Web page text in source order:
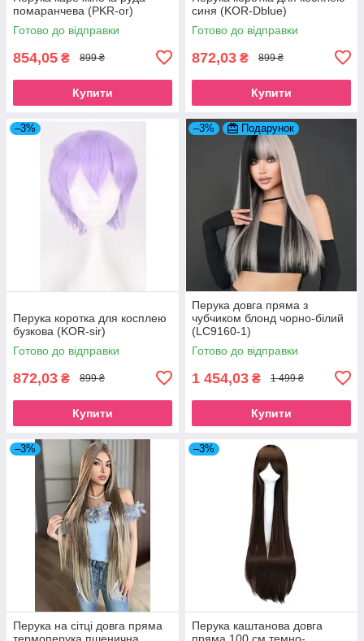
помаранчева (PKR-or)
Готово до відправки
854,05 ₴ 899 ₴
Купити
синя (KOR-Dblue)
Готово до відправки
872,03 ₴ 899 ₴
Купити
–3%
Перука коротка для косплею
бузкова (KOR-sir)
Готово до відправки
872,03 ₴ 899 ₴
Купити
–3% Подарунок
Перука довга пряма з
чубчиком блонд чорно-білий
(LC9160-1)
Готово до відправки
1 454,03 ₴ 1 499 ₴
Купити
–3%
Перука на сітці довга пряма
–3%
Перука каштанова довга